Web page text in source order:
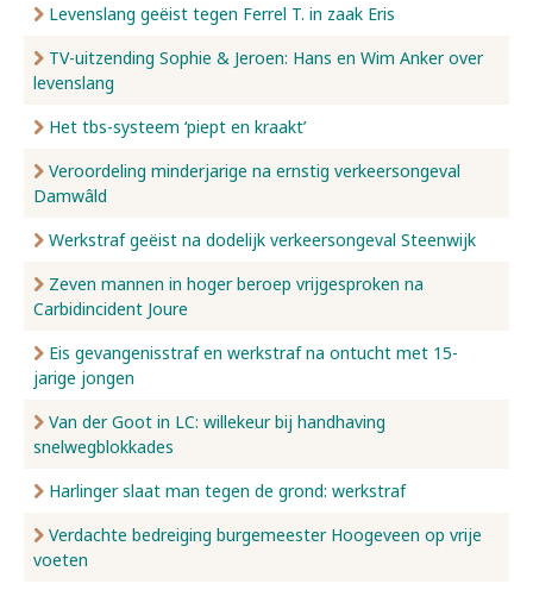
Levenslang geëist tegen Ferrel T. in zaak Eris
TV-uitzending Sophie & Jeroen: Hans en Wim Anker over
levenslang
Het tbs-systeem ‘piept en kraakt’
Veroordeling minderjarige na ernstig verkeersongeval
Damwâld
Werkstraf geëist na dodelijk verkeersongeval Steenwijk
Zeven mannen in hoger beroep vrijgesproken na
Carbidincident Joure
Eis gevangenisstraf en werkstraf na ontucht met 15-
jarige jongen
Van der Goot in LC: willekeur bij handhaving
snelwegblokkades
Harlinger slaat man tegen de grond: werkstraf
Verdachte bedreiging burgemeester Hoogeveen op vrije
voeten